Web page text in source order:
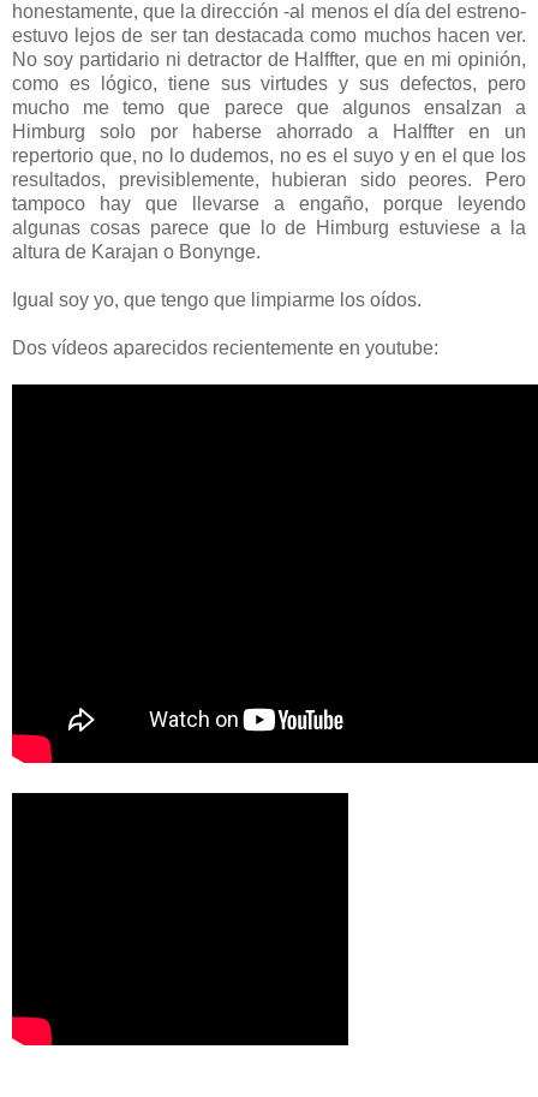
honestamente, que la dirección -al menos el día del estreno-
estuvo lejos de ser tan destacada como muchos hacen ver.
No soy partidario ni detractor de Halffter, que en mi opinión,
como es lógico, tiene sus virtudes y sus defectos, pero
mucho me temo que parece que algunos ensalzan a
Himburg solo por haberse ahorrado a Halffter en un
repertorio que, no lo dudemos, no es el suyo y en el que los
resultados, previsiblemente, hubieran sido peores. Pero
tampoco hay que llevarse a engaño, porque leyendo
algunas cosas parece que lo de Himburg estuviese a la
altura de Karajan o Bonynge.
Igual soy yo, que tengo que limpiarme los oídos.
Dos vídeos aparecidos recientemente en youtube: